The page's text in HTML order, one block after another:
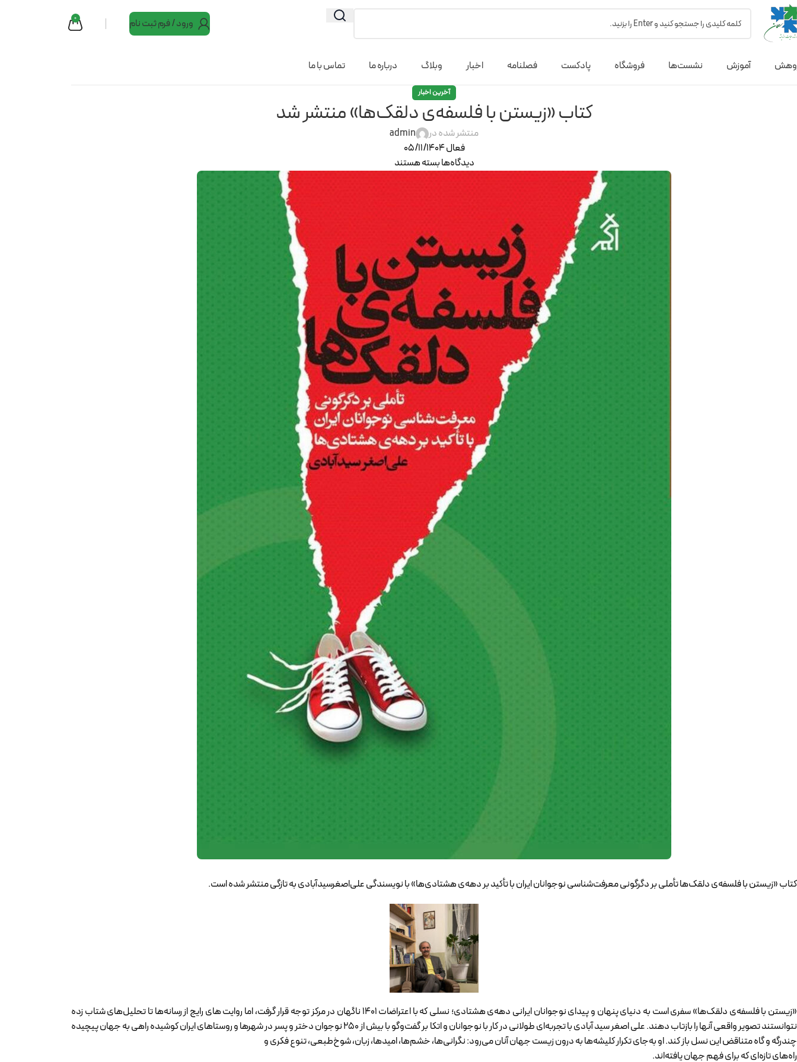
ورود / فرم ثبت نام 0
آموزش نشست‌ها فروشگاه پادکست فصلنامه اخبار وبلاگ درباره ما تماس با ما
آخرین اخبار
کتاب «زیستن با فلسفه‌ی دلقک‌ها» منتشر شد
منتشر شده در
admin
فعال 05/11/1404
دیدگاه‌هابسته هستند
کتاب «زیستن با فلسفه‌ی دلقک‌ها تأملی بر دگرگونی معرفت‌شناسی نوجوانان ایران با تأکید بر دهه‌ی هشتادی‌ها» با نویسندگی علی‌اصغرسیدآبادی به تازگی منتشر شده است.
«زیستن با فلسفه‌ی دلقک‌ها» سفری است به دنیای پنهان و پیدای نوجوانان ایرانی دهه‌ی هشتادی؛ نسلی که با اعتراضات ۱۴۰۱ ناگهان در مرکز توجه قرار گرفت، اما روایت های رایج از رسانه‌ها تا تحلیل‌های شتاب زده
نتوانستند تصویر واقعی آنها را بازتاب دهند. علی اصغر سید آبادی با تجربه‌ای طولانی در کار با نوجوانان و اتکا بر گفت‌و‌گو با بیش از ۲۵۰ نوجوان دختر و پسر در شهرها و روستاهای ایران کوشیده راهی به جهان پیچیده
چندرگه و گاه متناقض این نسل باز کند. او به‌جای تکرار کلیشه‌ها به درون زیست جهان آنان می‌رود: نگرانی‌ها، خشم‌ها، امیدها، زبان، شوخ‌طبعی، تنوع فکری و
راه‌های تازه‌ای که برای فهم جهان یافته‌اند.